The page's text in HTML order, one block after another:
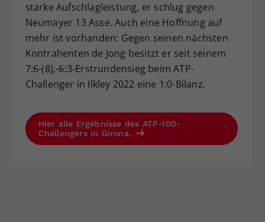
starke Aufschlagleistung, er schlug gegen
Neumayer 13 Asse. Auch eine Hoffnung auf
mehr ist vorhanden: Gegen seinen nächsten
Kontrahenten de Jong besitzt er seit seinem
7:6-(8),-6:3-Erstrundensieg beim ATP-
Challenger in Ilkley 2022 eine 1:0-Bilanz.
Hier alle Ergebnisse des ATP-100-
Challengers in Girona.